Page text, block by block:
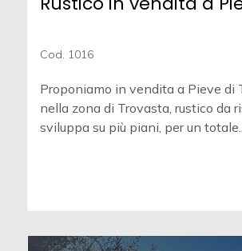
Cod. 1016
Proponiamo in vendita a Pieve di
nella zona di Trovasta, rustico da
sviluppa su più piani, per un